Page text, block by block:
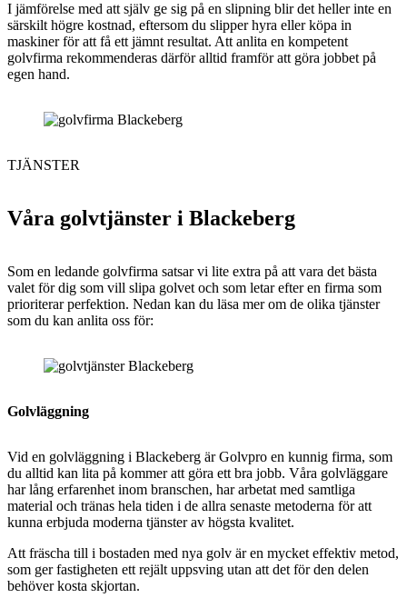
I jämförelse med att själv ge sig på en slipning blir det heller inte en
särskilt högre kostnad, eftersom du slipper hyra eller köpa in
maskiner för att få ett jämnt resultat. Att anlita en kompetent
golvfirma rekommenderas därför alltid framför att göra jobbet på
egen hand.
Våra golvtjänster i Blackeberg
Som en ledande golvfirma satsar vi lite extra på att vara det bästa
valet för dig som vill slipa golvet och som letar efter en firma som
prioriterar perfektion. Nedan kan du läsa mer om de olika tjänster
som du kan anlita oss för:
TJÄNSTER
Golvläggning
Vid en golvläggning i Blackeberg är Golvpro en kunnig firma, som
du alltid kan lita på kommer att göra ett bra jobb. Våra golvläggare
har lång erfarenhet inom branschen, har arbetat med samtliga
material och tränas hela tiden i de allra senaste metoderna för att
kunna erbjuda moderna tjänster av högsta kvalitet.
Att fräscha till i bostaden med nya golv är en mycket effektiv metod,
som ger fastigheten ett rejält uppsving utan att det för den delen
behöver kosta skjortan.